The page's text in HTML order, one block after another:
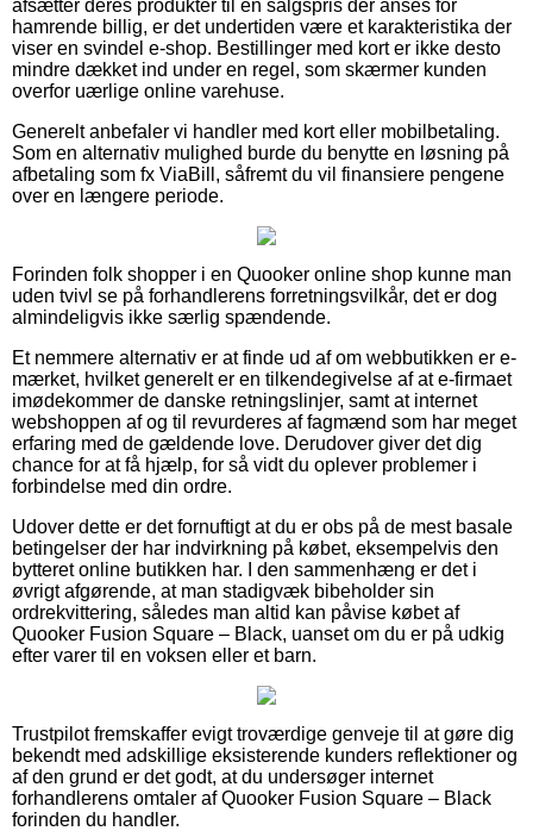
afsætter deres produkter til en salgspris der anses for
hamrende billig, er det undertiden være et karakteristika der
viser en svindel e-shop. Bestillinger med kort er ikke desto
mindre dækket ind under en regel, som skærmer kunden
overfor uærlige online varehuse.
Generelt anbefaler vi handler med kort eller mobilbetaling.
Som en alternativ mulighed burde du benytte en løsning på
afbetaling som fx ViaBill, såfremt du vil finansiere pengene
over en længere periode.
Forinden folk shopper i en Quooker online shop kunne man
uden tvivl se på forhandlerens forretningsvilkår, det er dog
almindeligvis ikke særlig spændende.
Et nemmere alternativ er at finde ud af om webbutikken er e-
mærket, hvilket generelt er en tilkendegivelse af at e-firmaet
imødekommer de danske retningslinjer, samt at internet
webshoppen af og til revurderes af fagmænd som har meget
erfaring med de gældende love. Derudover giver det dig
chance for at få hjælp, for så vidt du oplever problemer i
forbindelse med din ordre.
Udover dette er det fornuftigt at du er obs på de mest basale
betingelser der har indvirkning på købet, eksempelvis den
bytteret online butikken har. I den sammenhæng er det i
øvrigt afgørende, at man stadigvæk bibeholder sin
ordrekvittering, således man altid kan påvise købet af
Quooker Fusion Square – Black, uanset om du er på udkig
efter varer til en voksen eller et barn.
Trustpilot fremskaffer evigt troværdige genveje til at gøre dig
bekendt med adskillige eksisterende kunders reflektioner og
af den grund er det godt, at du undersøger internet
forhandlerens omtaler af Quooker Fusion Square – Black
forinden du handler.